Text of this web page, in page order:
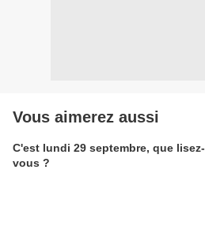
Vous aimerez aussi
C'est lundi 29 septembre, que lisez-
vous ?